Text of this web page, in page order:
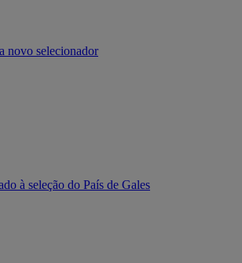
novo selecionador
à seleção do País de Gales